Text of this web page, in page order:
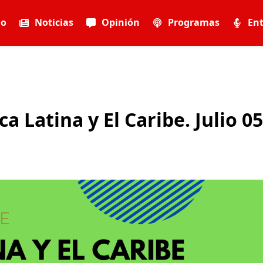
Noticias Opinión Programas
Latina y El Caribe. Julio